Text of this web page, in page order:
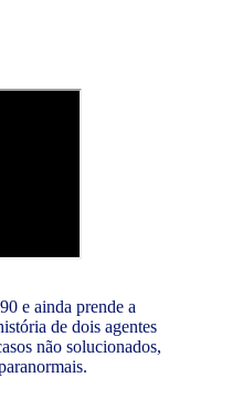
e ainda prende a
de dois agentes
não solucionados,